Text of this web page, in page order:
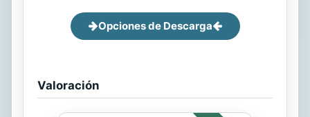
Opciones de Descarga
Valoración